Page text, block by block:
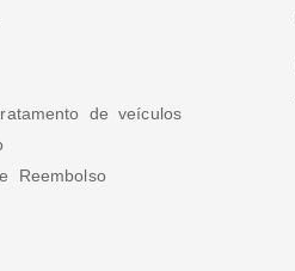
de veículos
Reembolso